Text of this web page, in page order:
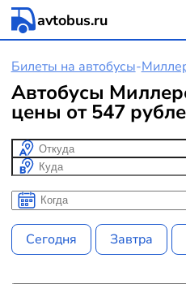
avtobus.ru
Билеты на автобусы-
Автобусы
цены от 547
Откуда
Куда
Когда
Когда
Сегодня Завтра